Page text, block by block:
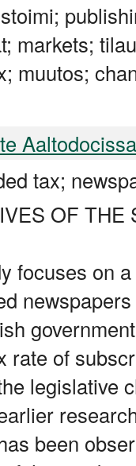
markets;
muutos;
Aaltodocissa
tax;
OF THE
focuses on
rate of
legislative
been